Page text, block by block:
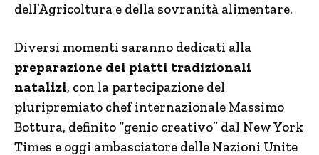
dell’Agricoltura e della sovranità alimentare.
Diversi momenti saranno dedicati alla
preparazione dei piatti tradizionali
natalizi, con la partecipazione del
pluripremiato chef internazionale Massimo
Bottura, definito “genio creativo” dal New York
Times e oggi ambasciatore delle Nazioni Unite